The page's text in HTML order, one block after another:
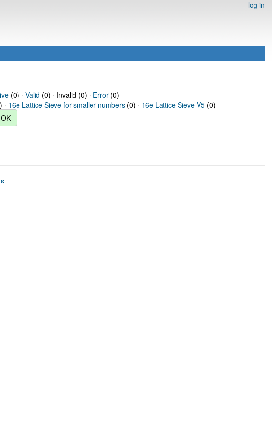
log in
(0) · Valid (0) · Invalid (0) · Error(0)
· 16e Lattice Sieve for smaller numbers (0) · 16e Lattice Sieve V5 (0)